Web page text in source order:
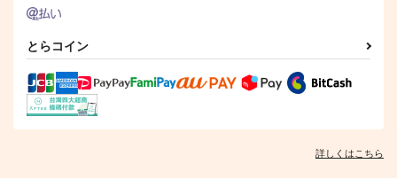
とらコイン
詳しくはこちら